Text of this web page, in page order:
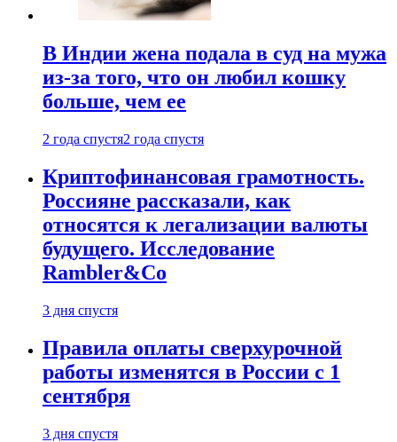
В Индии жена подала в суд на мужа
из-за того, что он любил кошку
больше, чем ее
2 года спустя2 года спустя
Криптофинансовая грамотность.
Россияне рассказали, как
относятся к легализации валюты
будущего. Исследование
Rambler&Co
3 дня спустя
Правила оплаты сверхурочной
работы изменятся в России с 1
сентября
3 дня спустя